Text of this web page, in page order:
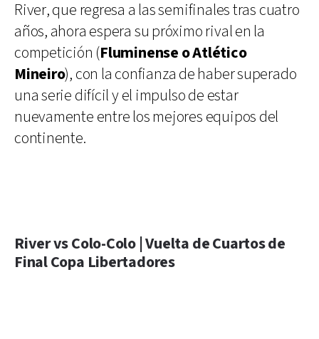
River, que regresa a las semifinales tras cuatro
años, ahora espera su próximo rival en la
competición (Fluminense o Atlético
Mineiro), con la confianza de haber superado
una serie difícil y el impulso de estar
nuevamente entre los mejores equipos del
continente.
River vs Colo-Colo | Vuelta de Cuartos de
Final Copa Libertadores